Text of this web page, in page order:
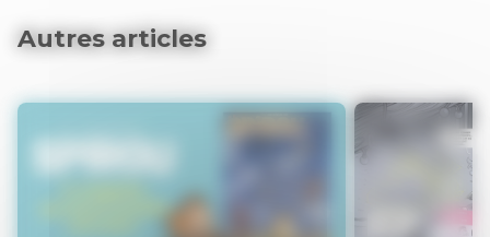
Autres articles